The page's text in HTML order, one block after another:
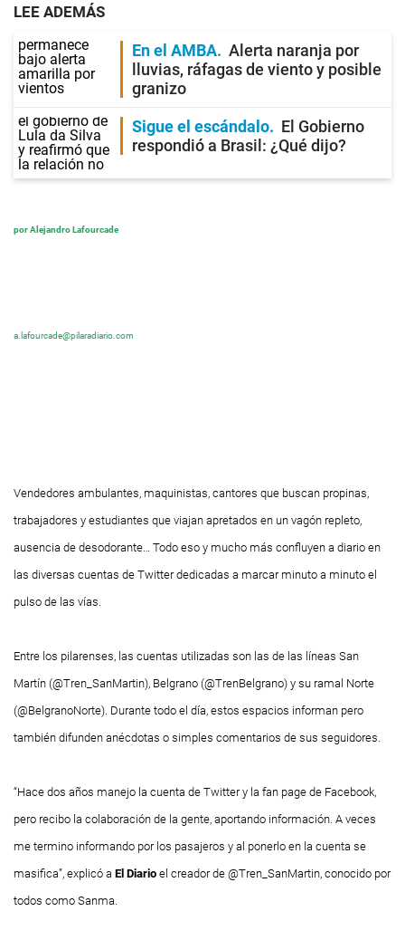
LEE ADEMÁS
En el AMBA
Alerta naranja por
lluvias, ráfagas de viento y posible
granizo
Sigue el escándalo
El Gobierno
respondió a Brasil: ¿Qué dijo?
por Alejandro Lafourcade
a.lafourcade@pilaradiario.com
Vendedores ambulantes, maquinistas, cantores que buscan propinas,
trabajadores y estudiantes que viajan apretados en un vagón repleto,
ausencia de desodorante… Todo eso y mucho más confluyen a diario en
las diversas cuentas de Twitter dedicadas a marcar minuto a minuto el
pulso de las vías.
Entre los pilarenses, las cuentas utilizadas son las de las líneas San
Martín (@Tren_SanMartin), Belgrano (@TrenBelgrano) y su ramal Norte
(@BelgranoNorte). Durante todo el día, estos espacios informan pero
también difunden anécdotas o simples comentarios de sus seguidores.
“Hace dos años manejo la cuenta de Twitter y la fan page de Facebook,
pero recibo la colaboración de la gente, aportando información. A veces
me termino informando por los pasajeros y al ponerlo en la cuenta se
masifica”, explicó a El Diario el creador de @Tren_SanMartin, conocido por
todos como Sanma.